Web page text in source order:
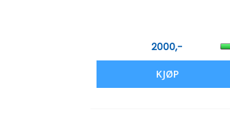
2000,-
KJØP